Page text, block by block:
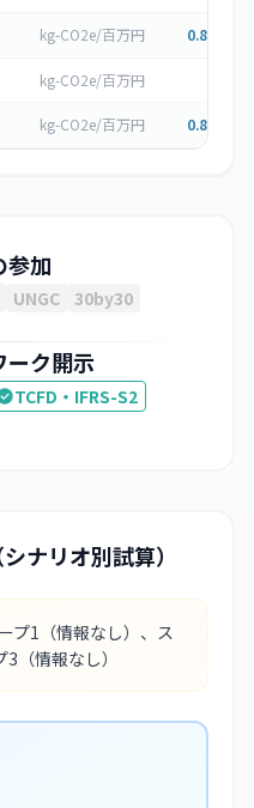
kg-CO2e/百万円 0.877
kg-CO2e/百万円
kg-CO2e/百万円 0.877
参加
UNGC 30by30
ーク開示
TCFD・IFRS-S2
ナリオ別試算）
プ1 （情報なし） 、ス
3 （情報なし）